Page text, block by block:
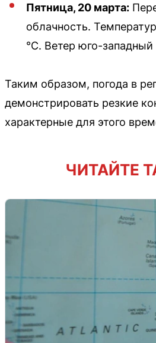
Пятница, 20 марта:
облачность.
°С. Ветер юго-западный
Таким образом, погода в
демонстрировать резкие
характерные для этого
ЧИТАЙТЕ